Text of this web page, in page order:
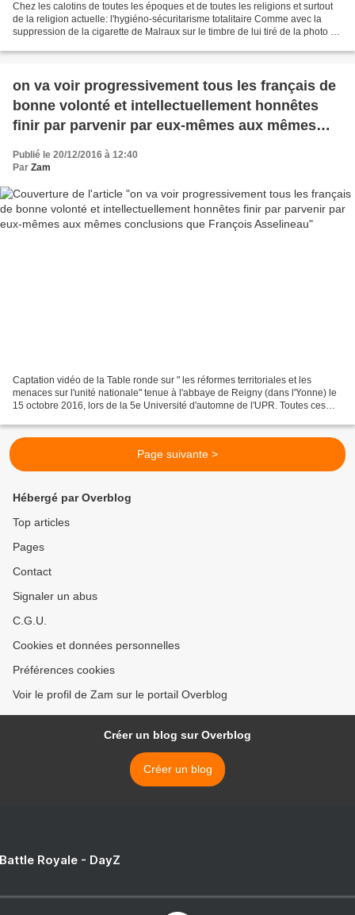
Chez les calotins de toutes les époques et de toutes les religions et surtout
de la religion actuelle: l'hygiéno-sécuritarisme totalitaire Comme avec la
suppression de la cigarette de Malraux sur le timbre de lui tiré de la photo de
on va voir progressivement tous les français de
bonne volonté et intellectuellement honnêtes
finir par parvenir par eux-mêmes aux mêmes
conclusions que François Asselineau
Publié le 20/12/2016 à 12:40
Par Zam
Captation vidéo de la Table ronde sur " les réformes territoriales et les
menaces sur l'unité nationale" tenue à l'abbaye de Reigny (dans l'Yonne) le
15 octobre 2016, lors de la 5e Université d'automne de l'UPR. Toutes ces
Page suivante >
Hébergé par Overblog
Top articles
Pages
Contact
Signaler un abus
C.G.U.
Cookies et données personnelles
Préférences cookies
Voir le profil de Zam sur le portail Overblog
Créer un blog sur Overblog
Créer un blog
Royale - DayZ